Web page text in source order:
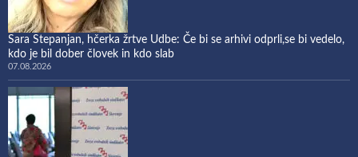
Sara Stepanjan, hčerka žrtve Udbe: Če bi se arhivi odprli,se bi vedelo,
kdo je bil dober človek in kdo slab
07.08.2026